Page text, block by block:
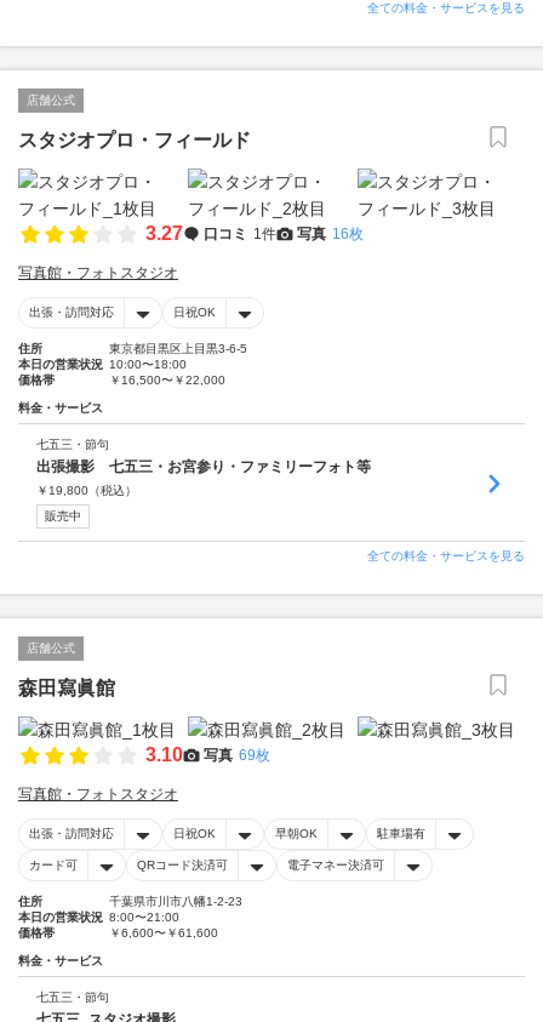
全ての料金・サービスを見る
店舗公式
スタジオプロ・フィールド
3.27 口コミ 1件 写真 16枚
写真館・フォトスタジオ
出張・訪問対応 日祝OK
住所
東京都目黒区上目黒3-6-5
本日の営業状況 10:00〜18:00
価格帯
￥16,500〜￥22,000
料金・サービス
七五三・節句
出張撮影 七五三・お宮参り・ファミリーフォト等
￥ 19,800 （税込）
販売中
全ての料金・サービスを見る
店舗公式
森田寫眞館
3.10 写真 69枚
写真館・フォトスタジオ
出張・訪問対応 日祝OK 早朝OK 駐車場有
カード可 QRコード決済可 電子マネー決済可
住所
千葉県市川市八幡1-2-23
本日の営業状況 8:00〜21:00
価格帯
￥6,600〜￥61,600
料金・サービス
七五三・節句